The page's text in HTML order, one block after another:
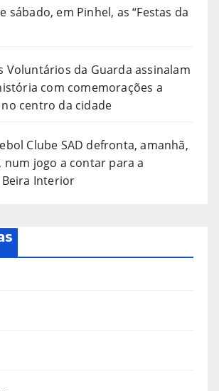
sábado, em Pinhel, as “Festas da
Voluntários da Guarda assinalam
com comemorações a
centro da cidade
Clube SAD defronta, amanhã,
num jogo a contar para a
Interior